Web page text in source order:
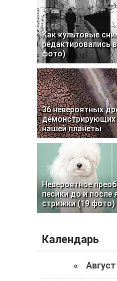
Как культовые
редактировались
фото)
36 невероятных
демонстрирующих
нашей планеты
Невероятное
песики до и после
стрижки (19 фото)
Календарь
«